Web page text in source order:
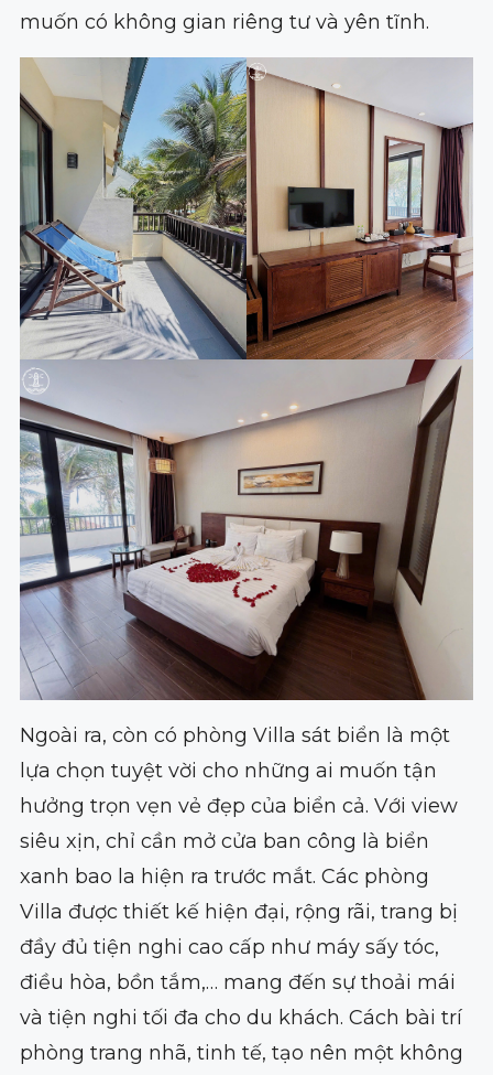
muốn có không gian riêng tư và yên tĩnh.
Ngoài ra, còn có phòng Villa sát biển là một
lựa chọn tuyệt vời cho những ai muốn tận
hưởng trọn vẹn vẻ đẹp của biển cả. Với view
siêu xịn, chỉ cần mở cửa ban công là biển
xanh bao la hiện ra trước mắt. Các phòng
Villa được thiết kế hiện đại, rộng rãi, trang bị
đầy đủ tiện nghi cao cấp như máy sấy tóc,
điều hòa, bồn tắm,… mang đến sự thoải mái
và tiện nghi tối đa cho du khách. Cách bài trí
phòng trang nhã, tinh tế, tạo nên một không